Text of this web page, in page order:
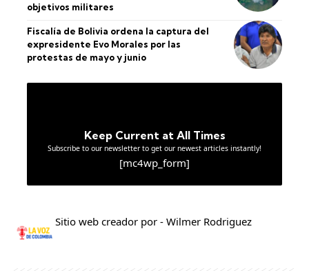
objetivos militares
Fiscalía de Bolivia ordena la captura del
expresidente Evo Morales por las
protestas de mayo y junio
Keep Current at All Times
Subscribe to our newsletter to get our newest articles instantly!
[mc4wp_form]
Sitio web creador por - Wilmer Rodriguez